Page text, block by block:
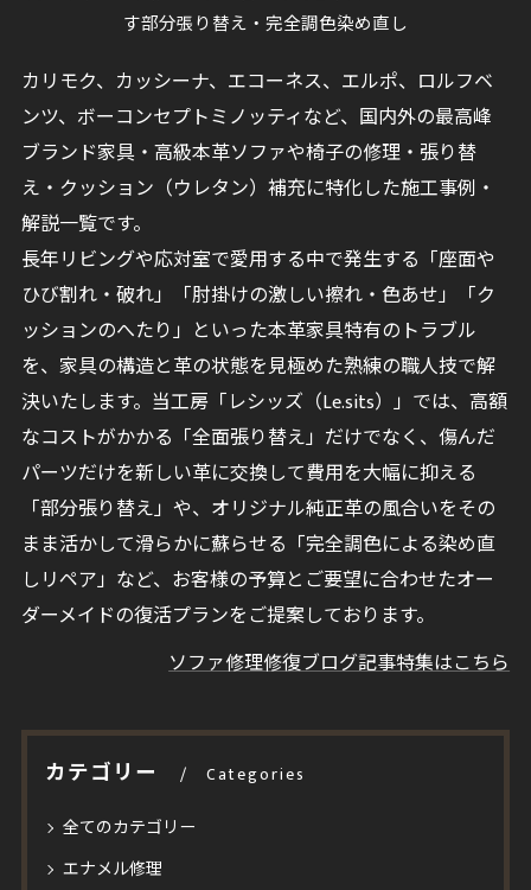
す部分張り替え・完全調色染め直し
カリモク、カッシーナ、エコーネス、エルポ、ロルフベ
ンツ、ボーコンセプトミノッティなど、国内外の最高峰
ブランド家具・高級本革ソファや椅子の修理・張り替
え・クッション（ウレタン）補充に特化した施工事例・
解説一覧です。
長年リビングや応対室で愛用する中で発生する「座面や
ひび割れ・破れ」「肘掛けの激しい擦れ・色あせ」「ク
ッションのへたり」といった本革家具特有のトラブル
を、家具の構造と革の状態を見極めた熟練の職人技で解
決いたします。当工房「レシッズ（Le.sits）」では、高額
なコストがかかる「全面張り替え」だけでなく、傷んだ
パーツだけを新しい革に交換して費用を大幅に抑える
「部分張り替え」や、オリジナル純正革の風合いをその
まま活かして滑らかに蘇らせる「完全調色による染め直
しリペア」など、お客様の予算とご要望に合わせたオー
ダーメイドの復活プランをご提案しております。
ソファ修理修復ブログ記事特集はこちら
カテゴリー Categories
全てのカテゴリー
エナメル修理